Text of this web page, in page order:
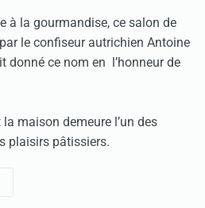
à la gourmandise, ce salon de
le confiseur autrichien Antoine
donné ce nom en l’honneur de
maison demeure l’un des
plaisirs pâtissiers.